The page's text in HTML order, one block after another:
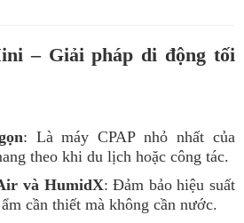
– Giải pháp di động tối
: Là máy CPAP nhỏ nhất của
theo khi du lịch hoặc công tác.
và HumidX: Đảm bảo hiệu suất
cần thiết mà không cần nước.